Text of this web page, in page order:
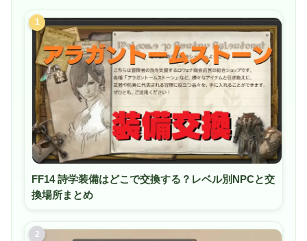
1
FF14 詩学装備はどこで交換する？レベル別NPCと交
換場所まとめ
2